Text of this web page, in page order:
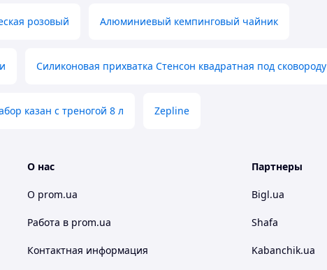
розовый Алюминиевый кемпинговый чайник
Силиконовая прихватка Стенсон квадратная под сковороду
казан с треногой 8 л Zepline
О нас
О prom.ua
Работа в prom.ua
Контактная информация
Партнеры
Bigl.ua
Shafa
Kabanchik.ua